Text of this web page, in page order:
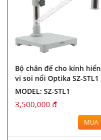
Bộ chân đế cho kính hiển
vi soi nổi Optika SZ-STL1
MODEL: SZ-STL1
3,500,000 đ
MUA